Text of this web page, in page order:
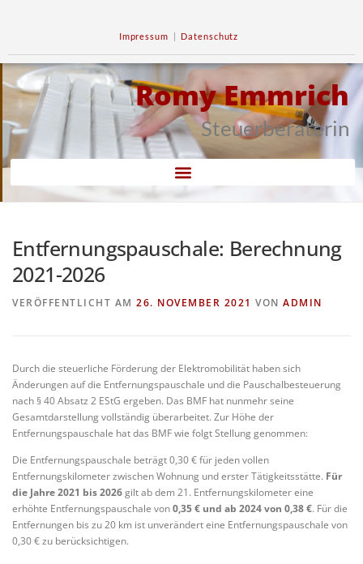
Impressum | Datenschutz
Romy Emmrich
Steuerberaterin
Entfernungspauschale: Berechnung
2021-2026
VERÖFFENTLICHT AM 26. NOVEMBER 2021 VON ADMIN
Durch die steuerliche Förderung der Elektromobilität haben sich
Änderungen auf die Entfernungspauschale und die Pauschalbesteuerung
nach § 40 Absatz 2 EStG ergeben. Das BMF hat nunmehr seine
Gesamtdarstellung vollständig überarbeitet. Zur Höhe der
Entfernungspauschale hat das BMF wie folgt Stellung genommen:
Die Entfernungspauschale beträgt 0,30 € für jeden vollen
Entfernungskilometer zwischen Wohnung und erster Tätigkeitsstätte. Für
die Jahre 2021 bis 2026gilt ab dem 21. Entfernungskilometer eine
erhöhte Entfernungspauschale von0,35 € und ab 2024 von 0,38 €. Für die
Entfernungen bis zu 20 km ist unverändert eine Entfernungspauschale von
0,30 € zu berücksichtigen.